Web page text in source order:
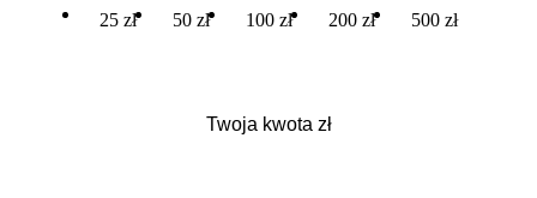
25 zł 50 zł 100 zł 200 zł 500 zł